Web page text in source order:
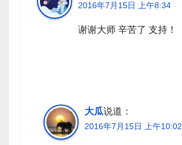
2016年7月15日 上午8:34
谢谢大师 辛苦了 支持！
大瓜说道：
2016年7月15日 上午10:02